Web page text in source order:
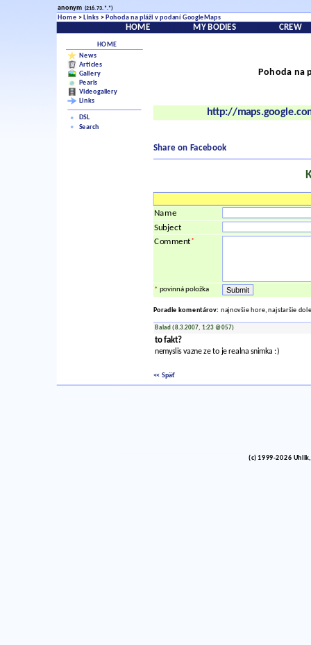
anonym (216.73.*.*)
Home > Links > Pohoda na pláži v podaní GoogleMaps
HOME MY BODIES CREW
HOME
News
Articles
Gallery
Pearls
Videogallery
Links
DSL
Search
Pohoda na
http://
Share on Facebook
Name
Subject
Comment*
* povinná položka
Poradie komentárov: najnovšie hore, najstaršie dole
Balad (8.3.2007, 1:23 @057)
to fakt?
nemyslis vazne ze to je realna snimka :)
<< Späť
(c) 1999-2026 Uhlik,